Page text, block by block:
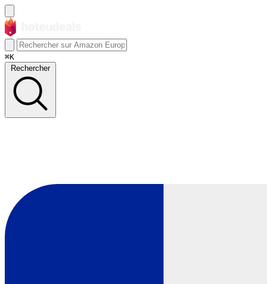
⌘K
Rechercher